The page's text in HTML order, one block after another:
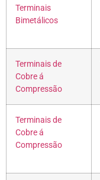
Terminais
Bimetálicos
Terminais de
Cobre á
Compressão
Terminais de
Cobre á
Compressão